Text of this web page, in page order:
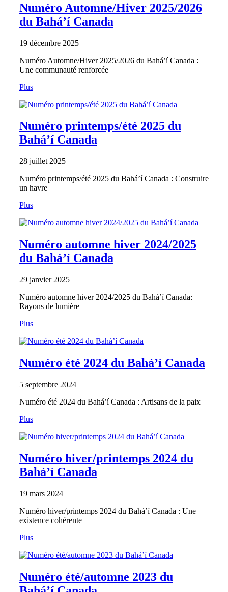
Numéro Automne/Hiver 2025/2026
du Bahá’í Canada
19 décembre 2025
Numéro Automne/Hiver 2025/2026 du Bahá’í Canada :
Une communauté renforcée
Plus
Numéro printemps/été 2025 du
Bahá’í Canada
28 juillet 2025
Numéro printemps/été 2025 du Bahá’í Canada : Construire
un havre
Plus
Numéro automne hiver 2024/2025
du Bahá’í Canada
29 janvier 2025
Numéro automne hiver 2024/2025 du Bahá’í Canada:
Rayons de lumière
Plus
Numéro été 2024 du Bahá’í Canada
5 septembre 2024
Numéro été 2024 du Bahá’í Canada : Artisans de la paix
Plus
Numéro hiver/printemps 2024 du
Bahá’í Canada
19 mars 2024
Numéro hiver/printemps 2024 du Bahá’í Canada : Une
existence cohérente
Plus
Numéro été/automne 2023 du